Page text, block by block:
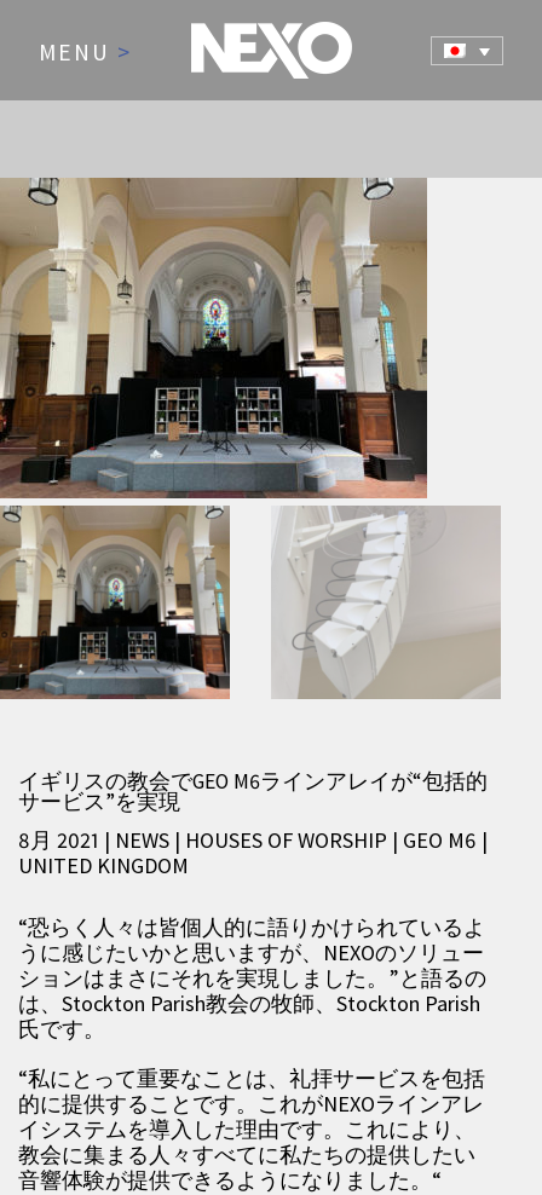
MENU >
NEWS AND EVENTS
イギリスの教会でGEO M6ラインアレイが“包括的
サービス”を実現
8月 2021 | NEWS | HOUSES OF WORSHIP | GEO M6 |
UNITED KINGDOM
“恐らく人々は皆個人的に語りかけられているよ
うに感じたいかと思いますが、NEXOのソリュー
ションはまさにそれを実現しました。”と語るの
は、Stockton Parish教会の牧師、Stockton Parish
氏です。
“私にとって重要なことは、礼拝サービスを包括
的に提供することです。これがNEXOラインアレ
イシステムを導入した理由です。これにより、
教会に集まる人々すべてに私たちの提供したい
音響体験が提供できるようになりました。“